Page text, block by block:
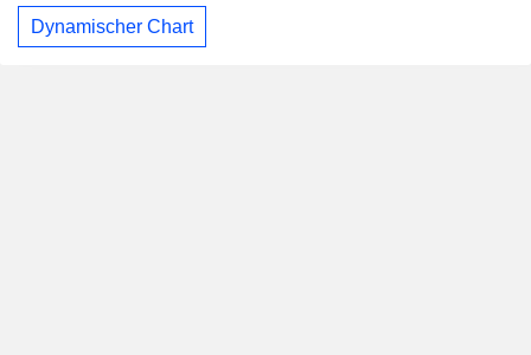
Dynamischer Chart